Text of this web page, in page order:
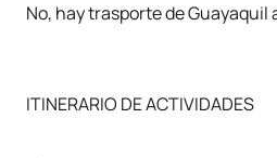
No, hay trasporte de Guayaquil
ITINERARIO DE ACTIVIDADES